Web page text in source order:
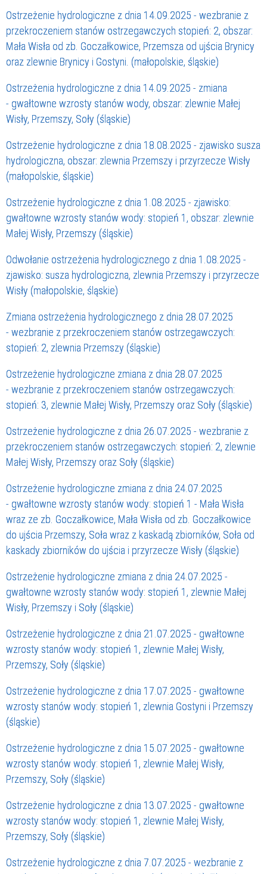
Ostrzeżenie hydrologiczne z dnia 14.09.2025 - wezbranie z
przekroczeniem stanów ostrzegawczych stopień: 2, obszar:
Mała Wisła od zb. Goczałkowice, Przemsza od ujścia Brynicy
oraz zlewnie Brynicy i Gostyni. (małopolskie, śląskie)
Ostrzeżenia hydrologiczne z dnia 14.09.2025 - zmiana
- gwałtowne wzrosty stanów wody, obszar: zlewnie Małej
Wisły, Przemszy, Soły (śląskie)
Ostrzeżenie hydrologiczne z dnia 18.08.2025 - zjawisko susza
hydrologiczna, obszar: zlewnia Przemszy i przyrzecze Wisły
(małopolskie, śląskie)
Ostrzeżenie hydrologiczne z dnia 1.08.2025 - zjawisko:
gwałtowne wzrosty stanów wody: stopień 1, obszar: zlewnie
Małej Wisły, Przemszy (śląskie)
Odwołanie ostrzeżenia hydrologicznego z dnia 1.08.2025 -
zjawisko: susza hydrologiczna, zlewnia Przemszy i przyrzecze
Wisły (małopolskie, śląskie)
Zmiana ostrzeżenia hydrologicznego z dnia 28.07.2025
- wezbranie z przekroczeniem stanów ostrzegawczych:
stopień: 2, zlewnia Przemszy (śląskie)
Ostrzeżenie hydrologiczne zmiana z dnia 28.07.2025
- wezbranie z przekroczeniem stanów ostrzegawczych:
stopień: 3, zlewnie Małej Wisły, Przemszy oraz Soły (śląskie)
Ostrzeżenie hydrologiczne z dnia 26.07.2025 - wezbranie z
przekroczeniem stanów ostrzegawczych: stopień: 2, zlewnie
Małej Wisły, Przemszy oraz Soły (śląskie)
Ostrzeżenie hydrologiczne zmiana z dnia 24.07.2025
- gwałtowne wzrosty stanów wody: stopień 1 - Mała Wisła
wraz ze zb. Goczałkowice, Mała Wisła od zb. Goczałkowice
do ujścia Przemszy, Soła wraz z kaskadą zbiorników, Soła od
kaskady zbiorników do ujścia i przyrzecze Wisły (śląskie)
Ostrzeżenie hydrologiczne zmiana z dnia 24.07.2025 -
gwałtowne wzrosty stanów wody: stopień 1, zlewnie Małej
Wisły, Przemszy i Soły (śląskie)
Ostrzeżenie hydrologiczne z dnia 21.07.2025 - gwałtowne
wzrosty stanów wody: stopień 1, zlewnie Małej Wisły,
Przemszy, Soły (śląskie)
Ostrzeżenie hydrologiczne z dnia 17.07.2025 - gwałtowne
wzrosty stanów wody: stopień 1, zlewnia Gostyni i Przemszy
(śląskie)
Ostrzeżenie hydrologiczne z dnia 15.07.2025 - gwałtowne
wzrosty stanów wody: stopień 1, zlewnie Małej Wisły,
Przemszy, Soły (śląskie)
Ostrzeżenie hydrologiczne z dnia 13.07.2025 - gwałtowne
wzrosty stanów wody: stopień 1, zlewnie Małej Wisły,
Przemszy, Soły (śląskie)
Ostrzeżenie hydrologiczne z dnia 7.07.2025 - wezbranie z